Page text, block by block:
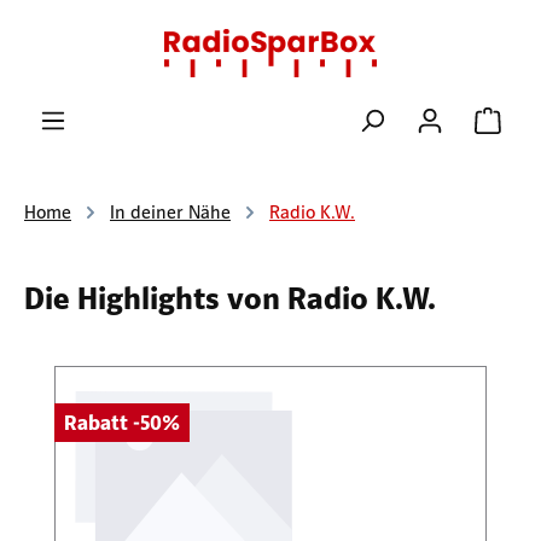
Zum Hauptinhalt springen
Home In deiner Nähe Radio K.W.
Die Highlights von Radio K.W.
Rabatt -50%